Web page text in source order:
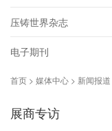
压铸世界杂志
电子期刊
首页 > 媒体中心 > 新闻报
展商专访